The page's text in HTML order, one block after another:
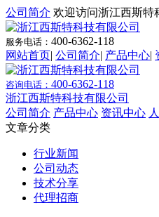
公司简介 欢迎访问浙江西斯特
服务电话： 400-6362-118
网站首页| 公司简介| 产品中心|
咨询电话： 400-6362-118
浙江西斯特科技有限公司
公司简介 产品中心 资讯中心
文章分类
行业新闻
公司动态
技术分享
代理招商